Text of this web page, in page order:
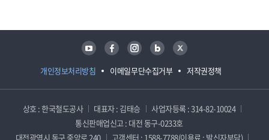
개인정보처리방침 이메일무단수집거부 저작권정책
유튜브 페이스북 인스타그램 블로그 트위터
상호 : 한국철도공사 대표자 : 김태승
사업자등록 : 314-82-10024
통신판매업신고 : 대전 동구-0233호
대전광역시 동구 중앙로 240
고객센터 : 1588-7788(이용료 : 발신자부담)